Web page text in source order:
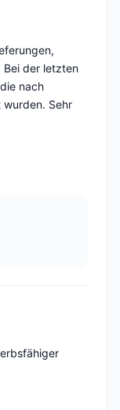
Bei der letzten
nach
wurden. Sehr